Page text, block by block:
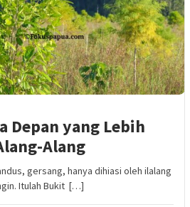
Depan yang Lebih
Alang
gersang, hanya dihiasi oleh ilalang
Itulah Bukit […]